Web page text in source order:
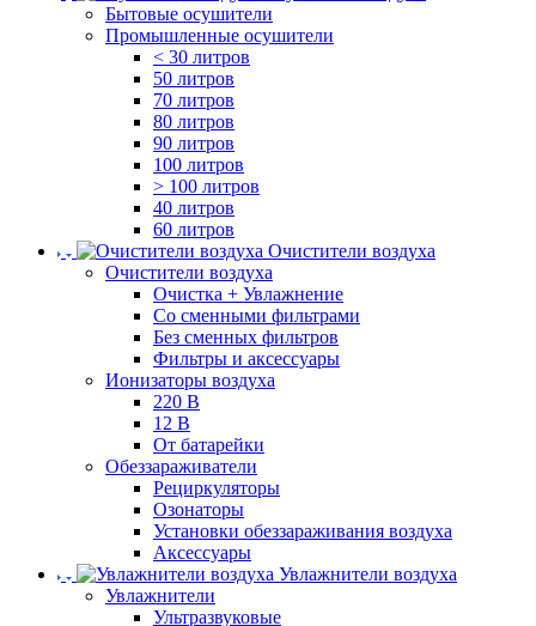
Бытовые осушители
Промышленные осушители
< 30 литров
50 литров
70 литров
80 литров
90 литров
100 литров
> 100 литров
40 литров
60 литров
Очистители воздуха
Очистители воздуха
Очистка + Увлажнение
Cо сменными фильтрами
Без сменных фильтров
Фильтры и аксессуары
Ионизаторы воздуха
220 В
12 В
От батарейки
Обеззараживатели
Рециркуляторы
Озонаторы
Установки обеззараживания воздуха
Аксессуары
Увлажнители воздуха
Увлажнители
Ультразвуковые